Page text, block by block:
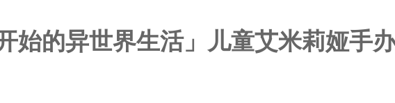
始的异世界生活」儿童艾米莉娅手